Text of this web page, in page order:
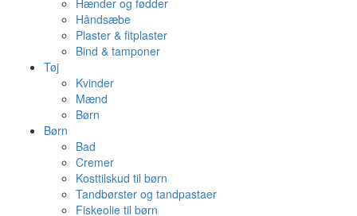
Hænder og fødder
Håndsæbe
Plaster & fitplaster
Bind & tamponer
Tøj
Kvinder
Mænd
Børn
Børn
Bad
Cremer
Kosttilskud til børn
Tandbørster og tandpastaer
Fiskeolie til børn